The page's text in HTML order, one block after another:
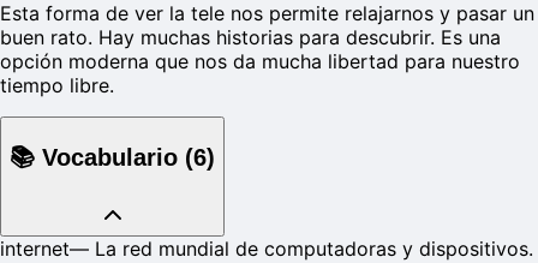
Esta forma de ver la tele nos permite relajarnos y pasar un
buen rato. Hay muchas historias para descubrir. Es una
opción moderna que nos da mucha libertad para nuestro
tiempo libre.
📚 Vocabulario (6)
internet— La red mundial de computadoras y dispositivos.